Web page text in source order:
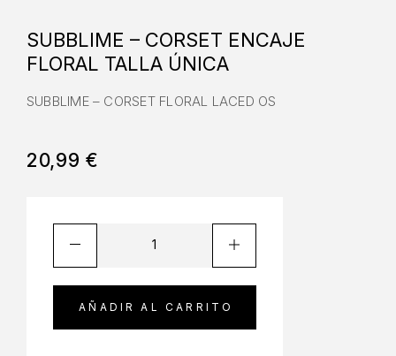
SUBBLIME – CORSET ENCAJE
FLORAL TALLA ÚNICA
SUBBLIME – CORSET FLORAL LACED OS
20,99 €
AÑADIR AL CARRITO